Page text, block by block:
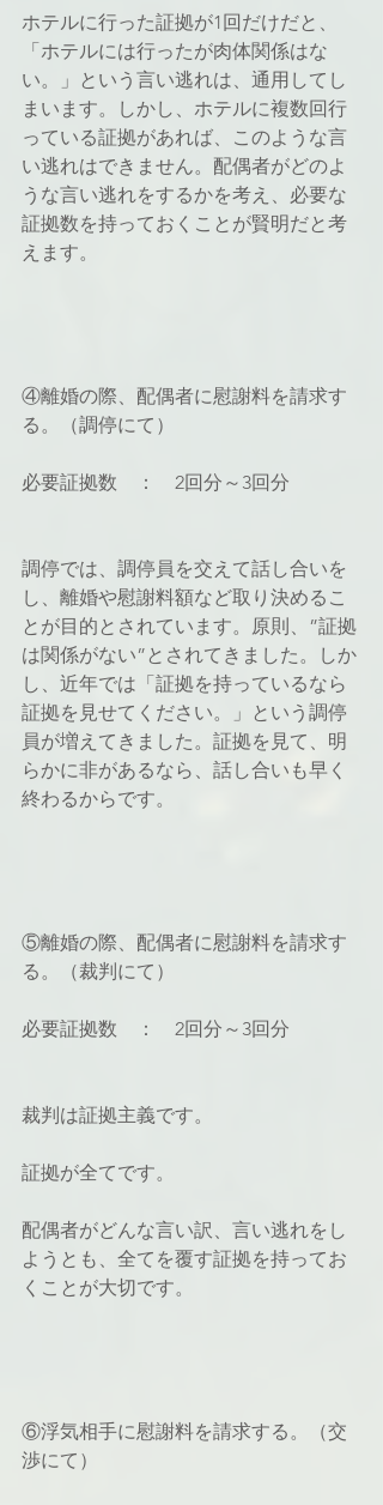
ホテルに行った証拠が1回だけだと、
「ホテルには行ったが肉体関係はな
い。」という言い逃れは、通用してし
まいます。しかし、ホテルに複数回行
っている証拠があれば、このような言
い逃れはできません。配偶者がどのよ
うな言い逃れをするかを考え、必要な
証拠数を持っておくことが賢明だと考
えます。
④離婚の際、配偶者に慰謝料を請求す
る。（調停にて）
必要証拠数　：　2回分～3回分
調停では、調停員を交えて話し合いを
し、離婚や慰謝料額など取り決めるこ
とが目的とされています。原則、”証拠
は関係がない”とされてきました。しか
し、近年では「証拠を持っているなら
証拠を見せてください。」という調停
員が増えてきました。証拠を見て、明
らかに非があるなら、話し合いも早く
終わるからです。
⑤離婚の際、配偶者に慰謝料を請求す
る。（裁判にて）
必要証拠数　：　2回分～3回分
裁判は証拠主義です。
証拠が全てです。
配偶者がどんな言い訳、言い逃れをし
ようとも、全てを覆す証拠を持ってお
くことが大切です。
⑥浮気相手に慰謝料を請求する。（交
渉にて）